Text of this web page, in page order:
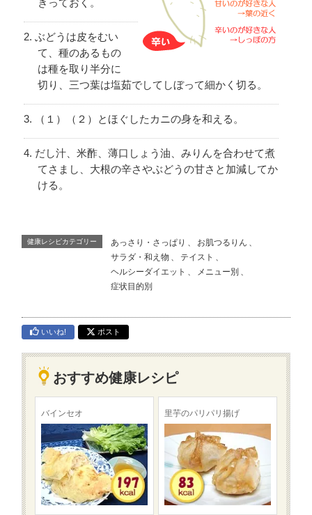
きっておく。
ぶどうは皮をむい
て、種のあるもの
は種を取り半分に
切り、三つ葉は塩茹でしてしぼって細かく切る。
（１）（２）とほぐしたカニの身を和える。
だし汁、米酢、薄口しょう油、みりんを合わせて煮
てさまし、大根の辛さやぶどうの甘さと加減してか
ける。
健康レシピカテゴリー あっさり・さっぱり 、 お肌つるりん 、
サラダ・和え物 、 テイスト 、
ヘルシーダイエット 、 メニュー別 、
症状目的別
いいね! ポスト
おすすめ健康レシピ
バインセオ 里芋のパリパリ揚げ